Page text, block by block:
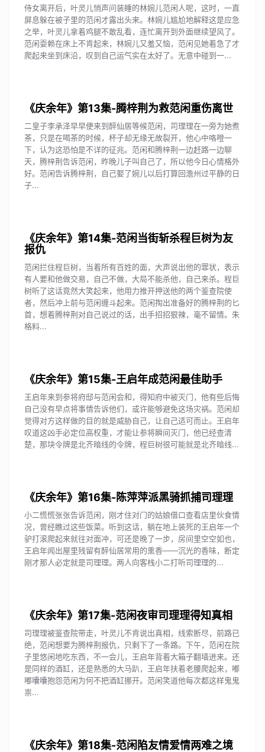
侍女离开后，叶灵儿悄声问装睡的林婉儿范闲人呢，这时，一直
屏息躲在被子里的范闲才露出头来。林婉儿尴尬地解释这是应急
之举，叶灵儿拿着鸡腿不敢乱看，连忙离开到外面继续望风了。
范闲耍赖在床上不肯起来，林婉儿又羞又恼，范闲见她着急了才
爬起来坐到床沿，叹到自己运气实在太好了。无意中碰到一...
《庆余年》第13集-腾梓荆为救范闲重伤离世
二皇子李承泽早早便来到醉仙居等候范闲，司理理在一旁为她煮
茶，只是在喝茶的时候，杯子却无缘无故裂开，他心中咯噔一
下，认为这恐怕是不详的征兆。范闲和腾梓荆一边赶路一边聊
天，腾梓荆告诉范闲，昨晚儿子叫自己了，所以他今日心情格外
好。范闲告诉腾梓荆，自己娶了婉儿以后打算回澹州过平静的日
子...
《庆余年》第14集-范闲当街斩杀程巨树为友
报仇
范闲拦住程巨树，当着所有百姓的面，大声说出他的罪状，表示
有人要和他做交易，自己不做，大局不能杀他，自己来杀。程巨
树听了这话竟然大笑起来，他用力推开押送他的两个鉴查院使
者，然后冲上前与范闲缠斗起来。范闲掏出准备好的腾梓荆的匕
首，想着腾梓荆对自己说过的话，出手招招狠辣，毫不留情。朱
格料...
《庆余年》第15集-王启年成范闲最佳助手
王启年来到参将府邸与范闲会和，得知府中被灭门，他有些后悔
自己没有早点将事情告诉他们，或许能够避免这场灾祸。范闲却
觉得对方这样做的目的就是威胁自己，让自己适可而止。王启年
叹道这凶手必定位高权重，才能让参将瞬间灭门，他已经查清
楚，那块令牌是北齐暗线的令牌，程巨树很可能就是北齐暗线...
《庆余年》第16集-陈萍萍派黑骑抓捕司理理
小二慌慌张张告诉范闲，刚才住对门的姑娘借口查看店里伙食情
况，曾经瞧过这些饭菜。听到这话，躺在地上装死的王启年一个
驴打滚爬起来就往对面冲，可还是晚了一步，房间里空空如也，
王启年闻出屋里残留有醉仙居常用的熏香——沉光的香味，断定
刚才那人必定就是司理理。两人向客栈小二打听司理理的...
《庆余年》第17集-范闲夜审司理理得知真相
司理理被鉴查院带走，叶灵儿不肯说出真相，线索断尽，前路已
绝，范闲想要为腾梓荆报仇，只剩下了一条路。下午，范闲在院
子里悠闲地吃东西，不一会儿，王启年背着大箱子翻墙进来。还
是同样的酒缸，还是熟悉的大马趴，王启年扶着老腰爬起来，嘟
嘟囔囔抱怨范闲为何不把酒缸挪开。范闲笑道他每次都这样鬼鬼
祟...
《庆余年》第18集-范闲陷友情爱情两难之境